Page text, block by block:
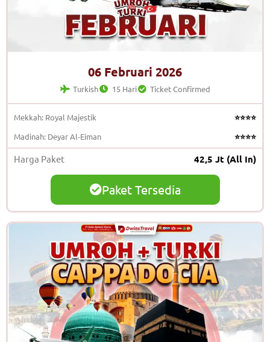
06 Februari 2026
Turkish 15 Hari Ticket Confirmed
Mekkah: Royal Majestik
⭐⭐⭐⭐
Madinah: Deyar Al-Eiman
⭐⭐⭐⭐
Harga Paket 42,5 Jt (All In)
Paket Tersedia